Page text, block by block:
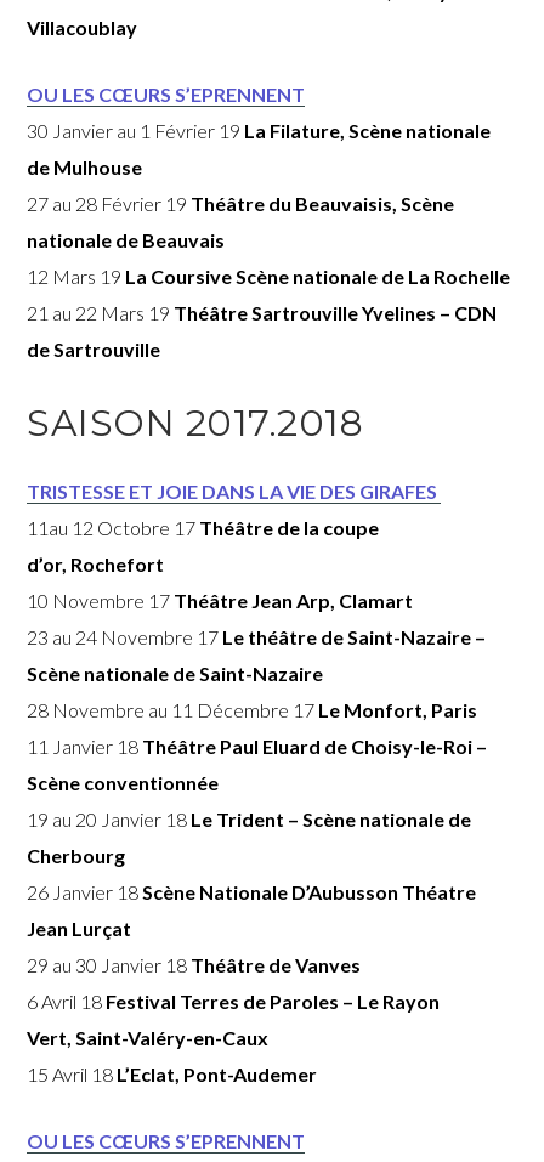
Villacoublay
OU LES CŒURS S’EPRENNENT
30 Janvier au 1 Février 19 La Filature, Scène nationale
de Mulhouse
27 au 28 Février 19 Théâtre du Beauvaisis, Scène
nationale de Beauvais
12 Mars 19 La Coursive Scène nationale de La Rochelle
21 au 22 Mars 19 Théâtre Sartrouville Yvelines – CDN
de Sartrouville
SAISON 2017.2018
TRISTESSE ET JOIE DANS LA VIE DES GIRAFES
11au 12 Octobre 17 Théâtre de la coupe
d’or, Rochefort
10 Novembre 17 Théâtre Jean Arp, Clamart
23 au 24 Novembre 17 Le théâtre de Saint-Nazaire –
Scène nationale de Saint-Nazaire
28 Novembre au 11 Décembre 17 Le Monfort, Paris
11 Janvier 18 Théâtre Paul Eluard de Choisy-le-Roi –
Scène conventionnée
19 au 20 Janvier 18 Le Trident – Scène nationale de
Cherbourg
26 Janvier 18Scène Nationale D’Aubusson Théatre
Jean Lurçat
29 au 30 Janvier 18 Théâtre de Vanves
6 Avril 18 Festival Terres de Paroles – Le Rayon
Vert, Saint-Valéry-en-Caux
15 Avril 18 L’Eclat, Pont-Audemer
OU LES CŒURS S’EPRENNENT